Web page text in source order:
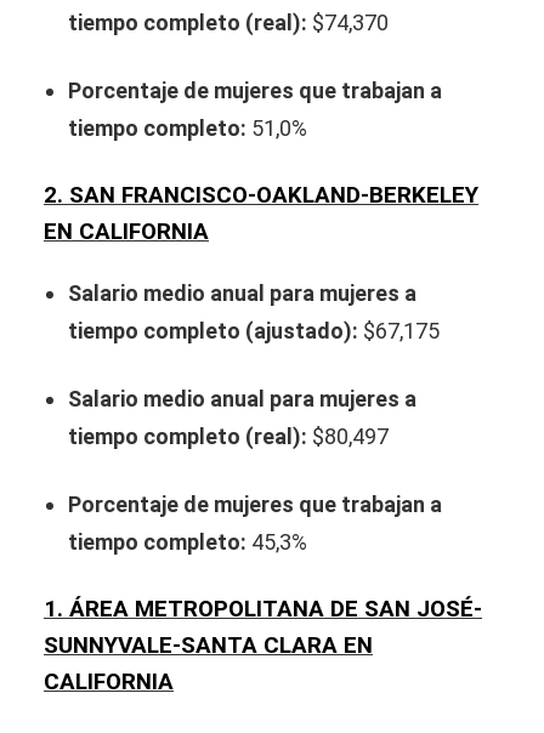
tiempo completo (real): $74,370
Porcentaje de mujeres que trabajan a
tiempo completo: 51,0%
2. SAN FRANCISCO-OAKLAND-BERKELEY
EN CALIFORNIA
Salario medio anual para mujeres a
tiempo completo (ajustado): $67,175
Salario medio anual para mujeres a
tiempo completo (real): $80,497
Porcentaje de mujeres que trabajan a
tiempo completo: 45,3%
1. ÁREA METROPOLITANA DE SAN JOSÉ-
SUNNYVALE-SANTA CLARA EN
CALIFORNIA